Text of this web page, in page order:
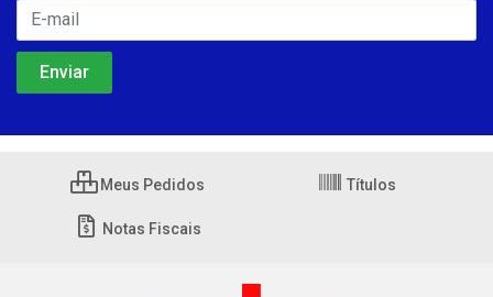
Meus Pedidos Títulos
Notas Fiscais